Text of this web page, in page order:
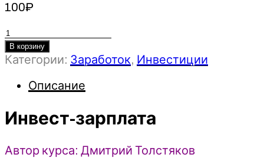
100₽
Количество
товара
Инвест-
Толстяков
В корзину
Категории: Заработок, Инвестиции
Описание
Инвест-зарплата
Автор курса: Дмитрий Толстяков